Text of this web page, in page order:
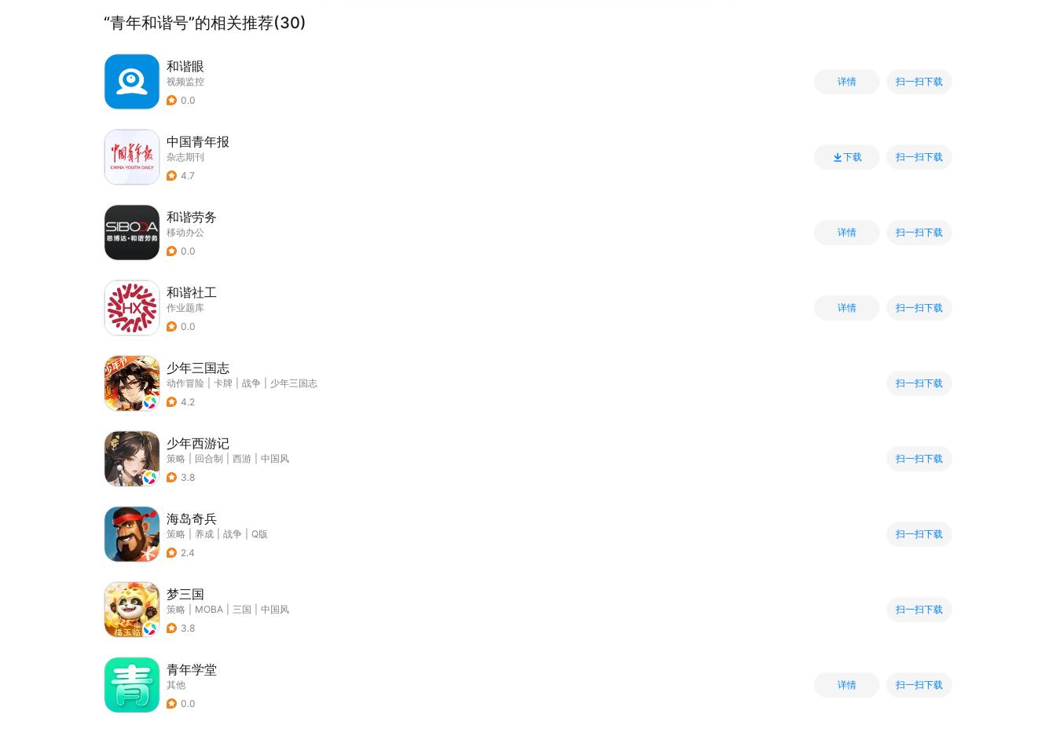
“青年和谐号”的相关推荐(30)
和谐眼
视频监控
0.0
详情 扫一扫下载
中国青年报
杂志期刊
4.7
下载 扫一扫下载
和谐劳务
移动办公
0.0
详情 扫一扫下载
和谐社工
作业题库
0.0
详情 扫一扫下载
少年三国志
动作冒险 卡牌 战争
少年三国志
4.2
扫一扫下载
少年西游记
策略 回合制 西游
中国风
3.8
扫一扫下载
海岛奇兵
策略 养成 战争
Q版
2.4
扫一扫下载
梦三国
策略 MOBA 三国
中国风
3.8
扫一扫下载
青年学堂
其他
0.0
详情 扫一扫下载